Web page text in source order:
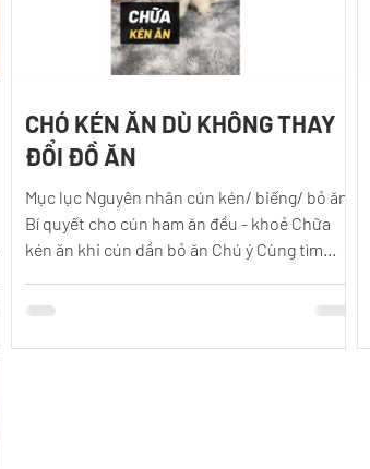
CHÓ KÉN ĂN DÙ KHÔNG THAY
ĐỔI ĐỒ ĂN
Mục lục Nguyên nhân cún kén/ biếng/ bỏ ăn
Bí quyết cho cún ham ăn đều - khoẻ Chữa
kén ăn khi cún dần bỏ ăn Chú ý Cùng tìm
cún nhà bạn kén ăn dù không thay đổi đồ ăn
Có sự thay đổi sinh lý trong cơ thể (thay